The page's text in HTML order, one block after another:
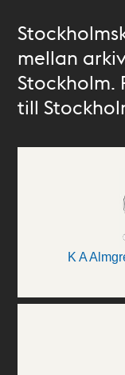
mellan
Stockholm.
till
K A